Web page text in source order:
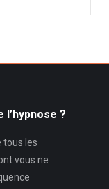
?
tous les
vous ne